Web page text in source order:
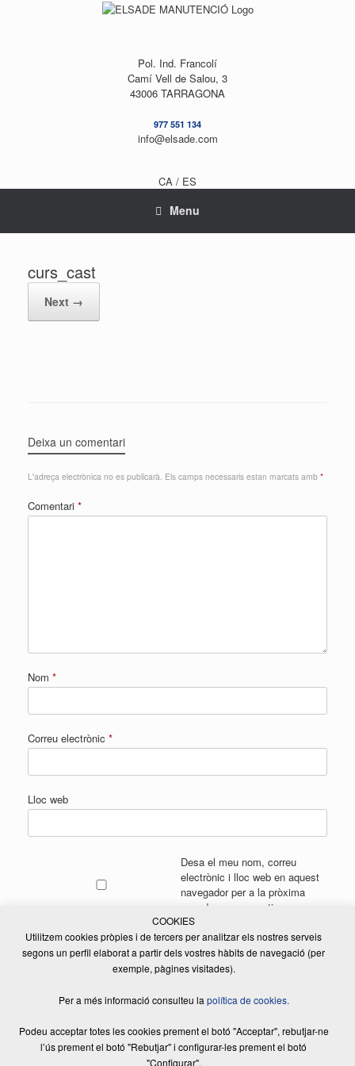
Pol. Ind. Francolí
Camí Vell de Salou, 3
43006 TARRAGONA
977 551 134
info@elsade.com
CA / ES
Menu
curs_cast
Next →
Deixa un comentari
L'adreça electrònica no es publicarà. Els camps necessaris estan marcats amb *
Comentari *
Nom *
Correu electrònic *
Lloc web
Desa el meu nom, correu
electrònic i lloc web en aquest
navegador per a la pròxima
vegada que comenti.
COOKIES
Utilitzem cookies pròpies i de tercers per analitzar els nostres serveis
segons un perfil elaborat a partir dels vostres hàbits de navegació (per
exemple, pàgines visitades).
Per a més informació consulteu la política de cookies.
Podeu acceptar totes les cookies prement el botó "Acceptar", rebutjar-ne
l’ús prement el botó "Rebutjar" i configurar-les prement el botó
"Configurar".